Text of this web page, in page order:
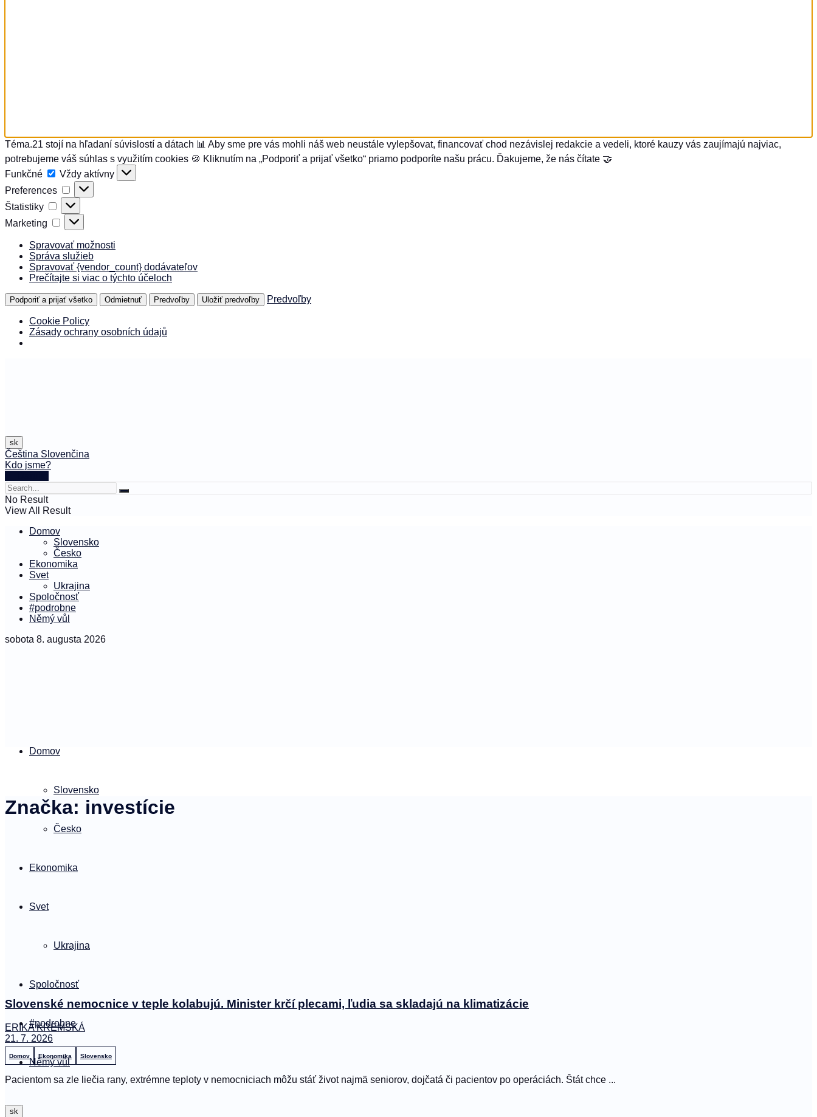
Téma.21 stojí na hľadaní súvislostí a dátach 📊 Aby sme pre vás mohli náš web neustále vylepšovat, financovať chod nezávislej redakcie a vedeli, ktoré kauzy vás zaujímajú najviac,
potrebujeme váš súhlas s využitím cookies 🍪 Kliknutím na „Podporiť a prijať všetko“ priamo podporíte našu prácu. Ďakujeme, že nás čítate 🤝
Funkčné
Funkčné
Vždy aktívny
Preferences
Preferences
Štatistiky Štatistiky
Marketing Marketing
Spravovať možnosti
Správa služieb
Spravovať {vendor_count} dodávateľov
Prečítajte si viac o týchto účeloch
Podporiť a prijať všetko Odmietnuť Predvoľby Uložiť predvoľby Predvoľby
Cookie Policy
Zásady ochrany osobních údajů
sk
Čeština Slovenčina
Kdo jsme?
No Result
View All Result
Domov
Slovensko
Česko
Ekonomika
Svet
Ukrajina
Spoločnosť
#podrobne
Němý vůl
sobota 8. augusta 2026
Domov
Slovensko
Česko
Ekonomika
Svet
Ukrajina
Spoločnosť
#podrobne
Němý vůl
sk
Značka: investície
Slovenské nemocnice v teple kolabujú. Minister krčí plecami, ľudia sa skladajú na klimatizácie
ERIKA KREMSKÁ
21. 7. 2026
Domov Ekonomika Slovensko
Pacientom sa zle liečia rany, extrémne teploty v nemocniciach môžu stáť život najmä seniorov, dojčatá či pacientov po operáciách. Štát chce ...